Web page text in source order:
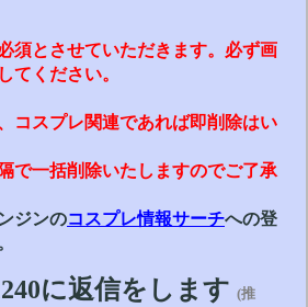
須とさせていただきます。必ず画
てください。
コスプレ関連であれば即削除はい
で一括削除いたしますのでご了承
ジンのコスプレ情報サーチへの登
に返信をします (推